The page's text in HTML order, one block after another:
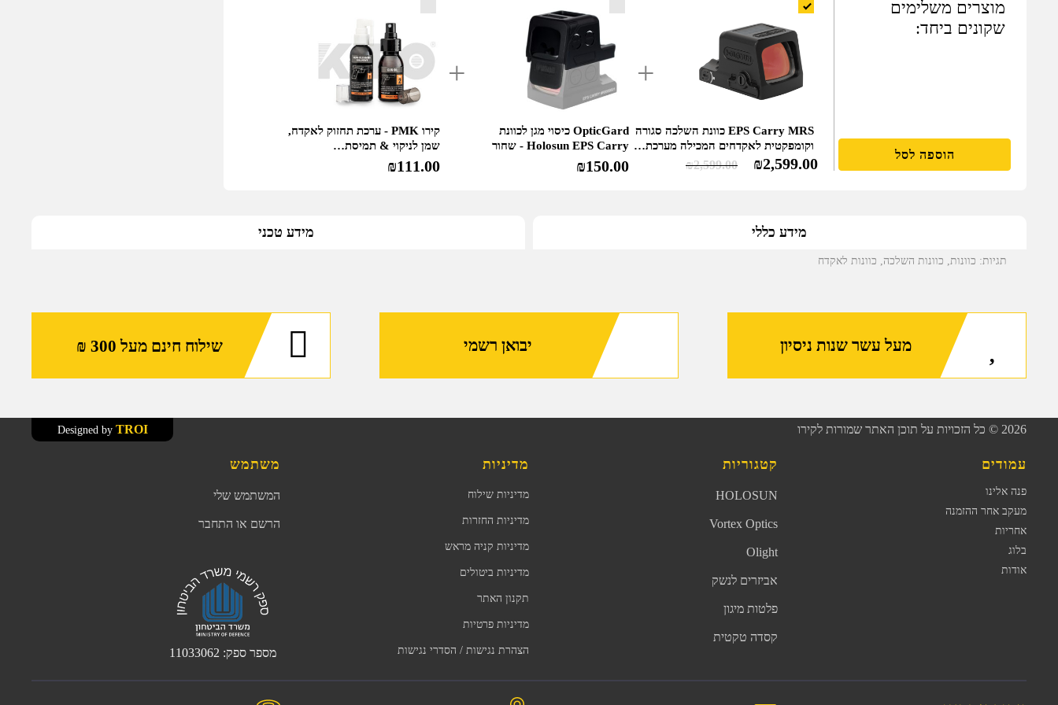
-
Holosun
מוצרים משלימים
שקונים ביחד:
הוספה לסל
EPS Carry MRS כוונת השלכה סגורה
וקומפקטית לאקדחים המכילה מערכת…
₪2,599.00 ₪2,599.00
OpticGard כיסוי מגן לכוונת
Holosun EPS Carry - שחור
₪150.00
קירו PMK - ערכת תחזוק לאקדח,
שמן לניקוי & תמיסת…
₪111.00
מידע כללי מידע טכני
תגיות: כוונות כוונות השלכה כוונות לאקדח
מעל עשר שנות ניסיון יבואן רשמי שילוח חינם מעל 300 ₪
2026 © כל הזכויות על תוכן האתר שמורות לקירו TROI
Designed by
עמודים
פנה אלינו
מעקב אחר ההזמנה
אחריות
בלוג
אודות
קטגוריות
HOLOSUN
Vortex Optics
Olight
אביזרים לנשק
פלטות מיגון
קסדה טקטית
מדיניות
מדיניות שילוח
מדיניות החזרות
מדיניות קניה מראש
מדיניות ביטולים
תקנון האתר
מדיניות פרטיות
הצהרת נגישות / הסדרי נגישות
משתמש
המשתמש שלי
הרשם או התחבר
מספר ספק: 11033062